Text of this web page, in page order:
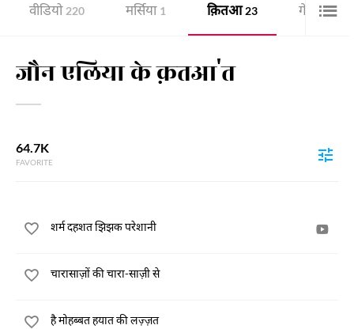
वीडियो 220 मर्सिया 1 क़ितआ 23 गेलरी 2
जौन एलिया के क़तआ'त
64.7K
FAVORITE
शर्म दहशत झिझक परेशानी
चारासाज़ों की चारा-साज़ी से
है मोहब्बत हयात की लज़्ज़त